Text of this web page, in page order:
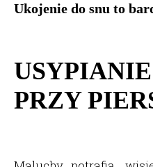
Ukojenie do snu to
PRZY